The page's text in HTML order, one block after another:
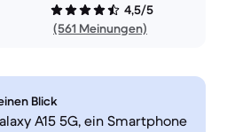
4,5/5
(561 Meinungen)
Blick
A15 5G, ein Smartphone